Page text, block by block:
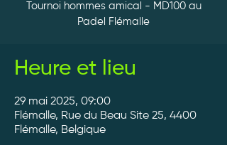
Tournoi hommes amical - MD100 au
Padel Flémalle
Heure et lieu
29 mai 2025, 09:00
Flémalle, Rue du Beau Site 25, 4400
Flémalle, Belgique